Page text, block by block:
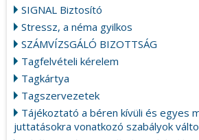
SIGNAL Biztosító
Stressz, a néma gyilkos
SZÁMVÍZSGÁLÓ BIZOTTSÁG
Tagfelvételi kérelem
Tagkártya
Tagszervezetek
Tájékoztató a béren kívüli és egyes
juttatásokra vonatkozó szabályok